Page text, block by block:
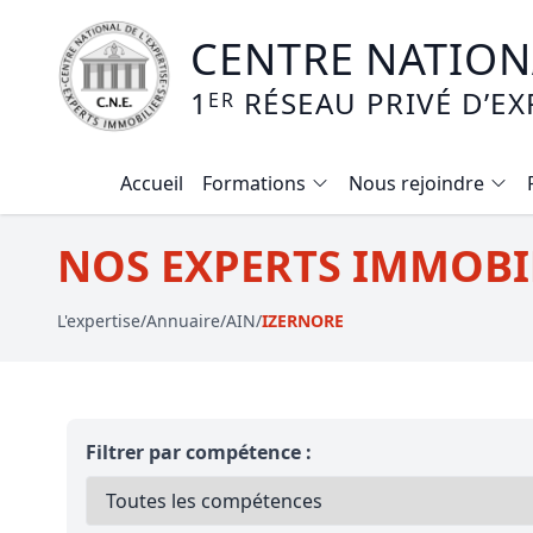
CENTRE
1 ER RÉSEAU PRIVÉ
Accueil
Formations
Formation expertise immobilière /
Expertise local commercial
Mise en copropriété
Expertise terrains agricoles,
Nous rejoindre
NOS EXPERTS
L'expertise/Annuaire/AIN/IZERNORE
Filtrer par compétence :